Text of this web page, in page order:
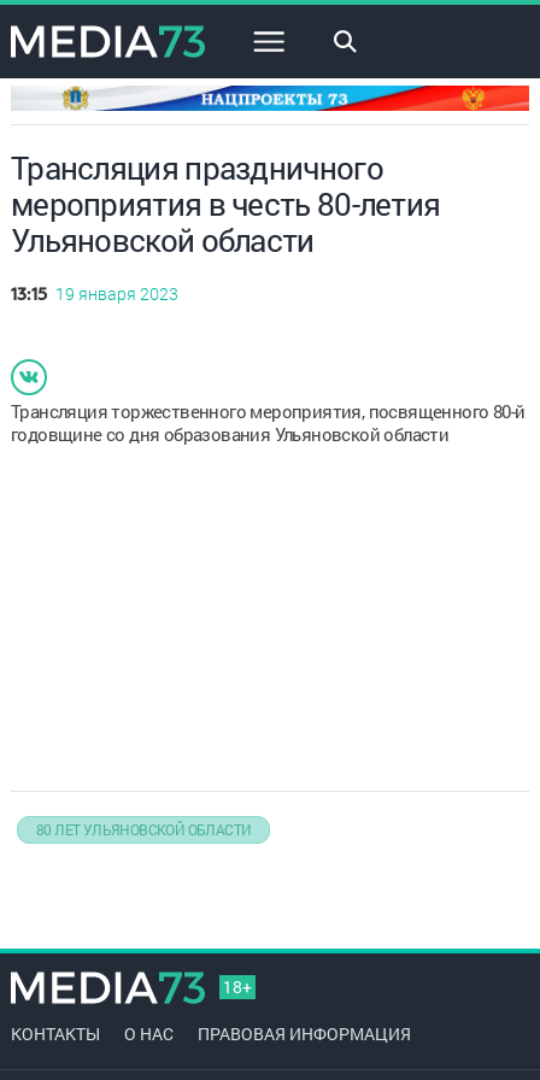
×
Трансляция праздничного
мероприятия в честь 80-летия
Ульяновской области
13:15 19 января 2023
Трансляция торжественного мероприятия, посвященного 80-й
годовщине со дня образования Ульяновской области
80 ЛЕТ УЛЬЯНОВСКОЙ ОБЛАСТИ
18+
КОНТАКТЫ О НАС ПРАВОВАЯ ИНФОРМАЦИЯ